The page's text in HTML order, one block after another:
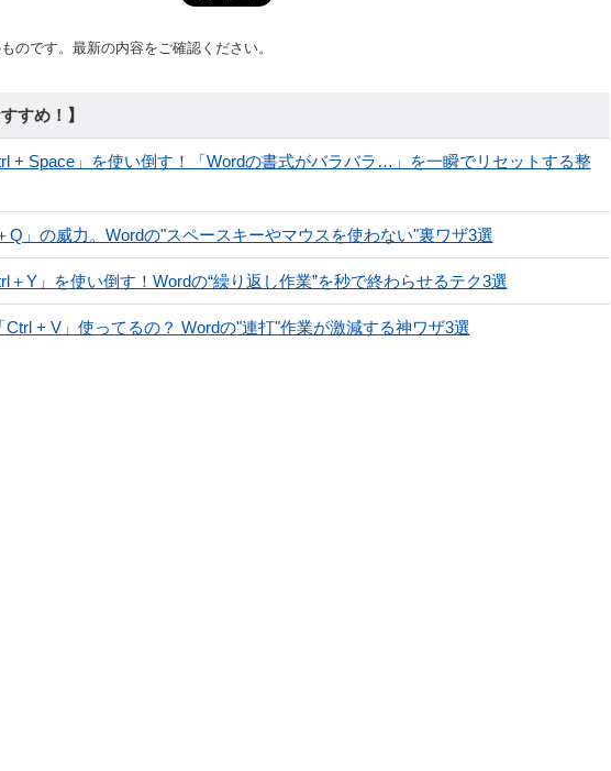
のです。最新の内容をご確認ください。
すめ！】
+ Space」を使い倒す！「Wordの書式がバラバラ…」を一瞬でリセットする整
Q」の威力。Wordの"スペースキーやマウスを使わない"裏ワザ3選
＋Y」を使い倒す！Wordの“繰り返し作業”を秒で終わらせるテク3選
+ V」使ってるの？ Wordの"連打"作業が激減する神ワザ3選